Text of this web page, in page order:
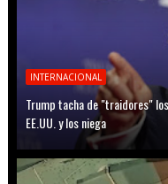
INTERNACIONAL
Trump tacha de "traidores"
EE.UU. y los niega